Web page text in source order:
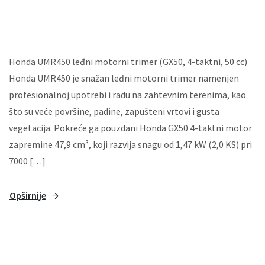
Honda UMR450 leđni motorni trimer (GX50, 4-taktni, 50 cc)
Honda UMR450 je snažan leđni motorni trimer namenjen
profesionalnoj upotrebi i radu na zahtevnim terenima, kao
što su veće površine, padine, zapušteni vrtovi i gusta
vegetacija. Pokreće ga pouzdani Honda GX50 4-taktni motor
zapremine 47,9 cm³, koji razvija snagu od 1,47 kW (2,0 KS) pri
7000 […]
Opširnije